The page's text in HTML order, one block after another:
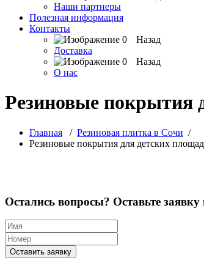
Наши партнеры
Полезная информация
Контакты
Назад
Доставка
Назад
О нас
Резиновые покрытия
Главная / Резиновая плитка в Сочи /
Резиновые покрытия для детских
Остались вопросы? Оставьте
Оставить заявку